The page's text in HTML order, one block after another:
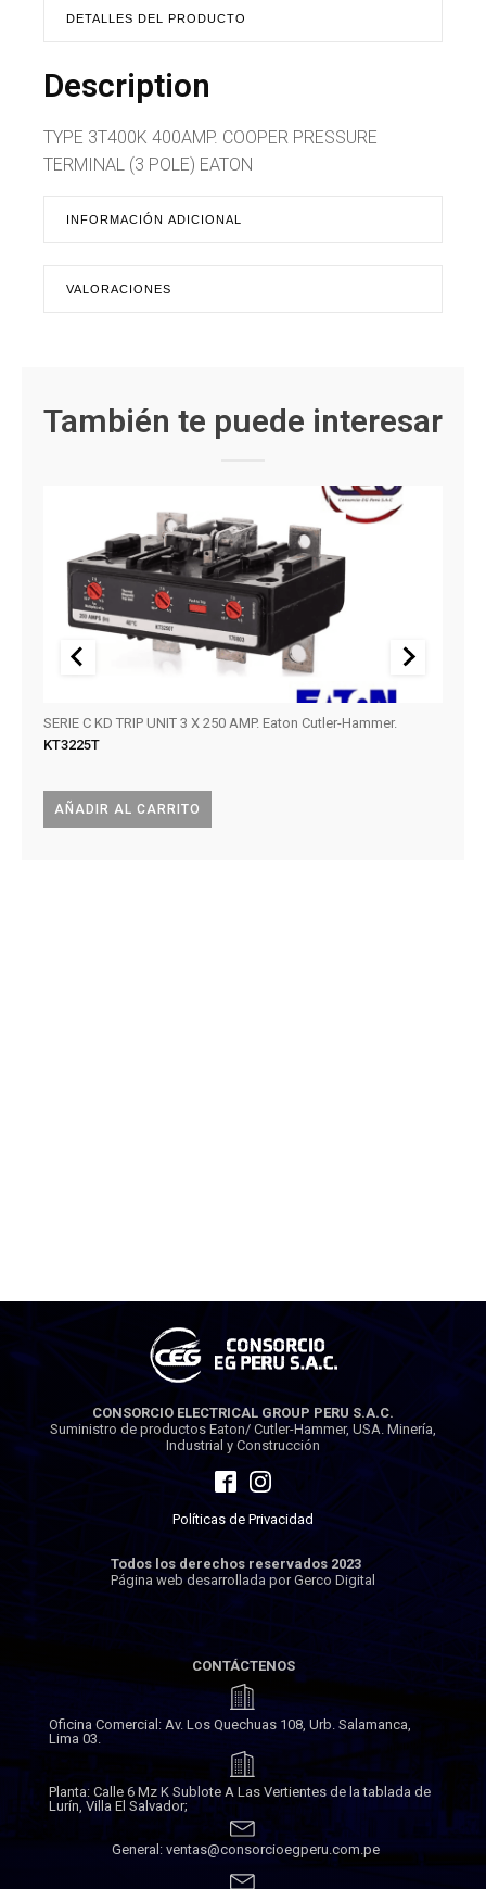
DETALLES DEL PRODUCTO
Description
TYPE 3T400K 400AMP. COOPER PRESSURE
TERMINAL (3 POLE) EATON
INFORMACIÓN ADICIONAL
VALORACIONES
También te puede interesar
AÑADIR AL CARRITO
SERIE C KD TRIP UNIT 3 X 250 AMP. Eaton Cutler-Hammer.
KT3225T
CONSORCIO ELECTRICAL GROUP PERU S.A.C.
Suministro de productos Eaton/ Cutler-Hammer, USA. Minería,
Industrial y Construcción
Políticas de Privacidad
Todos los derechos reservados 2023
Página web desarrollada por Gerco Digital
CONTÁCTENOS
Oficina Comercial: Av. Los Quechuas 108, Urb. Salamanca,
Lima 03.
Planta: Calle 6 Mz K Sublote A Las Vertientes de la tablada de
Lurín, Villa El Salvador;
General: ventas@consorcioegperu.com.pe